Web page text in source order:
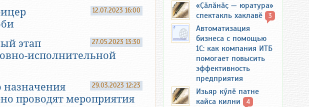
12.07.2023 16:00
27.05.2023 13:30
этап
исполнительной
29.03.2023 12:23
назначения
проводят мероприятия
«Ҫӑлӑнӑҫ — юратура»
спектакль хаклавӗ
3
Автоматизация
бизнеса с помощью
1С: как компания ИТБ
помогает повысить
эффективность
предприятия
Изьяр кӳлӗ патне
кайса килни
4